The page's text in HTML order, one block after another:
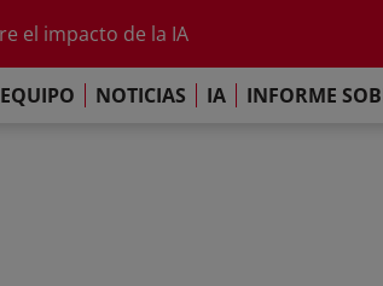
el impacto de la IA
de París
las Recaudaciones Mundiales de 2025
EQUIPO NOTICIAS IA INFORME